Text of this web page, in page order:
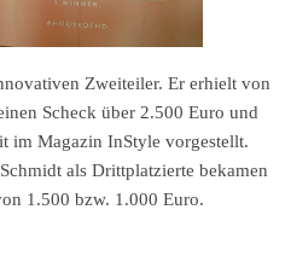
Zweiteiler. Er erhielt von
Scheck über 2.500 Euro und
im Magazin InStyle vorgestellt.
als Drittplatzierte bekamen
1.500 bzw. 1.000 Euro.